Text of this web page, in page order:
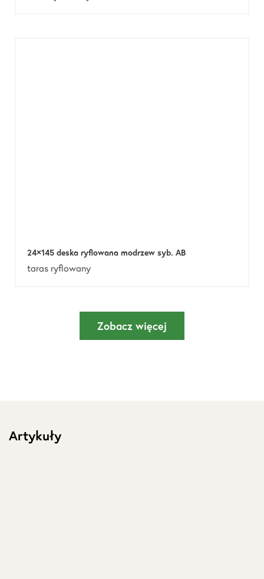
24×145 deska ryflowana modrzew syb. AB
taras ryflowany
Zobacz więcej
Artykuły